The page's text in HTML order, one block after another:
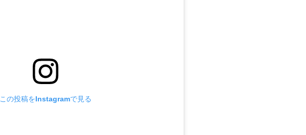
この投稿をInstagramで見る